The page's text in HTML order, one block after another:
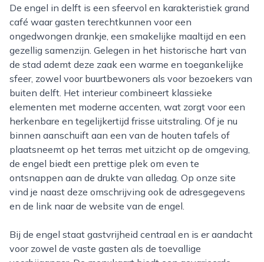
De engel in delft is een sfeervol en karakteristiek grand
café waar gasten terechtkunnen voor een
ongedwongen drankje, een smakelijke maaltijd en een
gezellig samenzijn. Gelegen in het historische hart van
de stad ademt deze zaak een warme en toegankelijke
sfeer, zowel voor buurtbewoners als voor bezoekers van
buiten delft. Het interieur combineert klassieke
elementen met moderne accenten, wat zorgt voor een
herkenbare en tegelijkertijd frisse uitstraling. Of je nu
binnen aanschuift aan een van de houten tafels of
plaatsneemt op het terras met uitzicht op de omgeving,
de engel biedt een prettige plek om even te
ontsnappen aan de drukte van alledag. Op onze site
vind je naast deze omschrijving ook de adresgegevens
en de link naar de website van de engel.
Bij de engel staat gastvrijheid centraal en is er aandacht
voor zowel de vaste gasten als de toevallige